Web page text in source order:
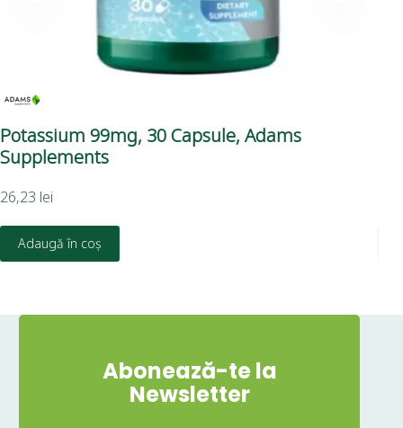
Potassium 99mg, 30 Capsule, Adams
Supplements
26,23 lei
Adaugă în coș
Abonează-te la
Newsletter